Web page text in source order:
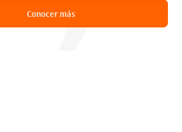
Conocer más